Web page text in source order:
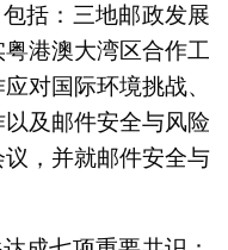
括：三地邮政发展
港澳大湾区合作工
对国际环境挑战、
及邮件安全与风险
，并就邮件安全与